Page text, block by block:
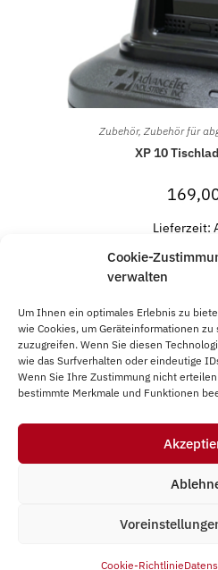
Cookie-
verwalten
Um Ihnen ein optimales Erlebnis zu
wie Cookies, um Geräteinformationen
zuzugreifen. Wenn Sie diesen
wie das Surfverhalten oder eindeutige
Wenn Sie Ihre Zustimmung nicht
bestimmte Merkmale und Funktionen
Cookie-Richtlinie
Zubehör, Zubehör für
XP 10
Lieferzeit:
In den
© Presentec